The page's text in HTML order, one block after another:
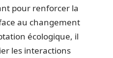
pour renforcer la
au changement
écologique, il
les interactions